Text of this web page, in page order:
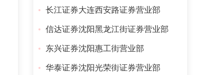
长江证券大连西安路证券营业部
信达证券沈阳黑龙江街证券营业部
东兴证券沈阳惠工街营业部
华泰证券沈阳光荣街证券营业部